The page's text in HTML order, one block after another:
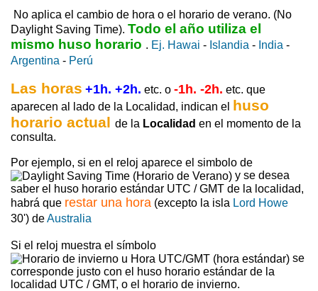
No aplica el cambio de hora o el horario de verano. (No
Daylight Saving Time). Todo el año utiliza el
mismo huso horario . Ej. Hawai - Islandia - India -
Argentina - Perú
Las horas +1h. +2h. etc. o -1h. -2h. etc. que
aparecen al lado de la Localidad, indican el huso
horario actual de la Localidad en el momento de la
consulta.
Por ejemplo, si en el reloj aparece el simbolo de
y se desea
saber el huso horario estándar UTC / GMT de la localidad,
habrá que restar una hora (excepto la isla Lord Howe
30') deAustralia
Si el reloj muestra el símbolo
se
corresponde justo con el huso horario estándar de la
localidad UTC / GMT, o el horario de invierno.